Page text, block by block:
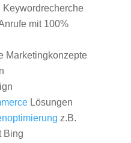
mit 100%
Marketingkonzepte
Lösungen
z.B.
Bing